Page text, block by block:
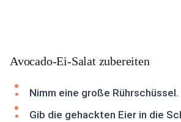
Avocado-Ei-Salat zubereiten
Nimm eine große Rührschüssel.
Gib die gehackten Eier in die